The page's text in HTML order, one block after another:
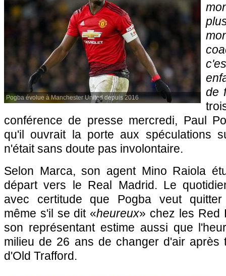
Pogba évolue à Manchester United depuis 2016
de
conférence de presse mercredi, Paul
qu'il ouvrait la porte aux spéculations
n'était sans doute pas involontaire.
Selon Marca, son agent Mino Raiola
départ vers le Real Madrid. Le
avec certitude que Pogba veut quitter
même s'il se dit «heureux» chez les Red
son représentant estime aussi que
milieu de 26 ans de changer d'air après
d'Old Trafford.